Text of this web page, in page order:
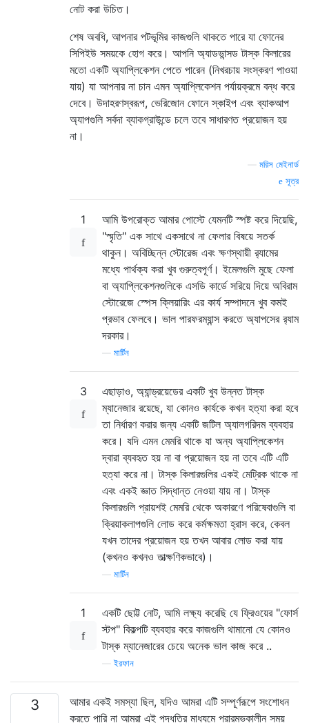
নোট করা উচিত।
শেষ অবধি, আপনার পটভূমির কাজগুলি থাকতে পারে যা ফোনের
সিপিইউ সময়কে হোগ করে। আপনি অ্যাডভান্সড টাস্ক কিলারের
মতো একটি অ্যাপ্লিকেশন পেতে পারেন (নিখরচায় সংস্করণ পাওয়া
যায়) যা আপনার না চান এমন অ্যাপ্লিকেশন পর্যায়ক্রমে বন্ধ করে
দেবে। উদাহরণস্বরূপ, ভেরিজোন ফোনে স্কাইপ এবং ব্যাকআপ
অ্যাপগুলি সর্বদা ব্যাকগ্রাউন্ডে চলে তবে সাধারণত প্রয়োজন হয়
না।
মরিস মেইনার্ড
সূত্র
1
আমি উপরোক্ত আমার পোস্টে যেমনটি স্পষ্ট করে দিয়েছি,
"স্মৃতি" এক সাথে একসাথে না ফেলার বিষয়ে সতর্ক
থাকুন। অবিচ্ছিন্ন স্টোরেজ এবং ক্ষণস্থায়ী র‌্যামের
মধ্যে পার্থক্য করা খুব গুরুত্বপূর্ণ। ইমেলগুলি মুছে ফেলা
বা অ্যাপ্লিকেশনগুলিকে এসডি কার্ডে সরিয়ে দিয়ে অবিরাম
স্টোরেজে স্পেস ক্লিয়ারিং এর কার্য সম্পাদনে খুব কমই
প্রভাব ফেলবে। ভাল পারফরম্যান্স করতে অ্যাপসের র‍্যাম
দরকার।
মার্টিন
3
এছাড়াও, অ্যান্ড্রয়েডের একটি খুব উন্নত টাস্ক
ম্যানেজার রয়েছে, যা কোনও কার্যকে কখন হত্যা করা হবে
তা নির্ধারণ করার জন্য একটি জটিল অ্যালগরিদম ব্যবহার
করে। যদি এমন মেমরি থাকে যা অন্য অ্যাপ্লিকেশন
দ্বারা ব্যবহৃত হয় না বা প্রয়োজন হয় না তবে এটি এটি
হত্যা করে না। টাস্ক কিলারগুলির একই মেট্রিক থাকে না
এবং একই জ্ঞাত সিদ্ধান্ত নেওয়া যায় না। টাস্ক
কিলারগুলি প্রায়শই মেমরি থেকে অকারণে পরিষেবাগুলি বা
ক্রিয়াকলাপগুলি লোড করে কর্মক্ষমতা হ্রাস করে, কেবল
যখন তাদের প্রয়োজন হয় তখন আবার লোড করা যায়
(কখনও কখনও তাত্ক্ষণিকভাবে)।
মার্টিন
1
একটি ছোট্ট নোট, আমি লক্ষ্য করেছি যে ফ্রিওয়ের "ফোর্স
স্টপ" বিকল্পটি ব্যবহার করে কাজগুলি থামানো যে কোনও
টাস্ক ম্যানেজারের চেয়ে অনেক ভাল কাজ করে ..
—ইরফান
3
আমার একই সমস্যা ছিল, যদিও আমরা এটি সম্পূর্ণরূপে সংশোধন
করতে পারি না আমরা এই পদ্ধতির মাধ্যমে প্রারম্ভকালীন সময়